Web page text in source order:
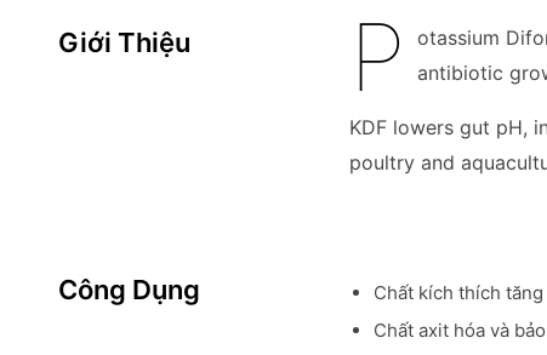
Giới Thiệu P
otassium
antibiotic
KDF lowers gut pH,
poultry and
Công Dụng
Chất kích thích
Chất axit hóa và